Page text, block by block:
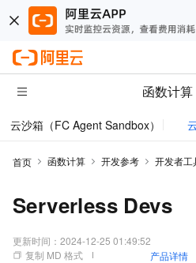
函数计算
云沙箱（FC Agent Sandbox）
首页 函数计算 开发参考 开发者工
Serverless Devs
更新时间： 2024-12-25 01:49:52
复制 MD 格式
产品详情